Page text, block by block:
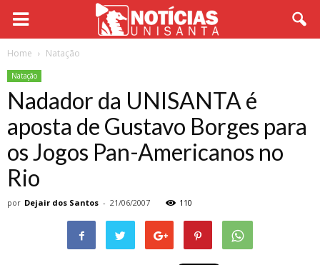
Home Natação
Natação
Nadador da UNISANTA é
aposta de Gustavo Borges para
os Jogos Pan-Americanos no
Rio
por Dejair dos Santos - 21/06/2007 110